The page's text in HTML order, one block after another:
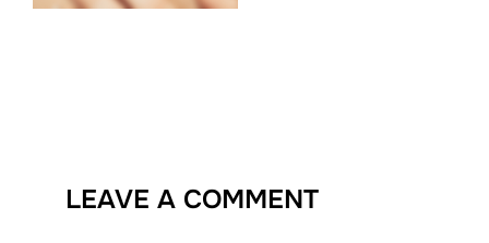
LEAVE A COMMENT